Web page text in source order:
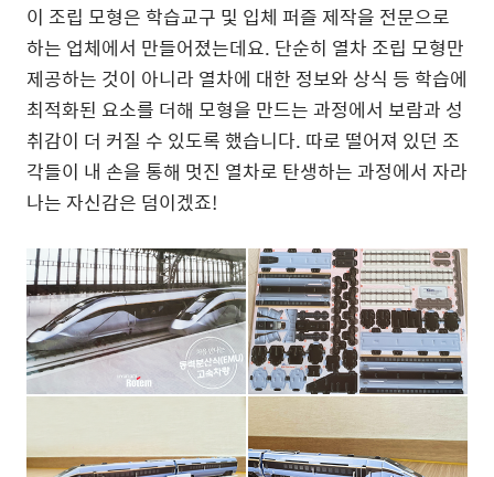
이 조립 모형은 학습교구 및 입체 퍼즐 제작을 전문으로
하는 업체에서 만들어졌는데요. 단순히 열차 조립 모형만
제공하는 것이 아니라 열차에 대한 정보와 상식 등 학습에
최적화된 요소를 더해 모형을 만드는 과정에서 보람과 성
취감이 더 커질 수 있도록 했습니다. 따로 떨어져 있던 조
각들이 내 손을 통해 멋진 열차로 탄생하는 과정에서 자라
나는 자신감은 덤이겠죠!